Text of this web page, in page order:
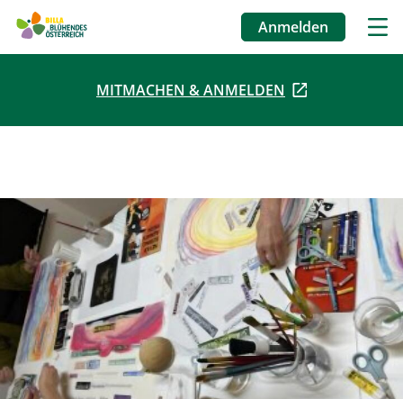
Direkt
Benutzermenü
Anmelden
MITMACHEN & ANMELDEN